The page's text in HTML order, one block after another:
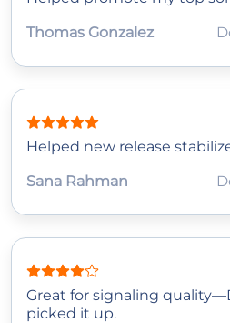
Thomas Gonzalez
Helped new release
Sana Rahman
Great for signaling
picked it up.